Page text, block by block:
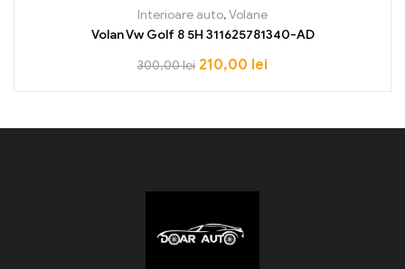
Interioare auto,Volane
Volan Vw Golf 8 5H 311625781340-AD
300,00lei 210,00 lei